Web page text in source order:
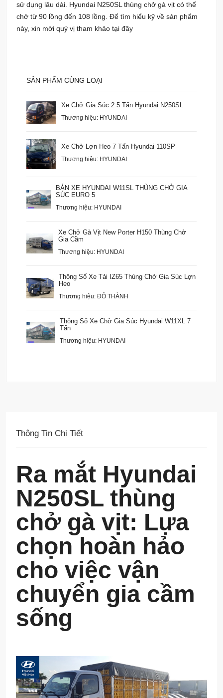
sử dụng lâu dài. Hyundai N250SL thùng chở gà vịt có thể
chở từ 90 lồng đến 108 lồng. Để tìm hiểu kỹ về sản phẩm
này, xin mời quý vị tham khảo tại đây
SẢN PHẨM CÙNG LOẠI
Xe Chở Gia Súc 2.5 Tấn Hyundai N250SL
Thương hiệu: HYUNDAI
Xe Chở Lợn Heo 7 Tấn Hyundai 110SP
Thương hiệu: HYUNDAI
BÁN XE HYUNDAI W11SL THÙNG CHỞ GIA
SÚC EURO 5
Thương hiệu: HYUNDAI
Xe Chở Gà Vịt New Porter H150 Thùng Chở
Gia Cầm
Thương hiệu: HYUNDAI
Thông Số Xe Tải IZ65 Thùng Chở Gia Súc Lợn
Heo
Thương hiệu: ĐÔ THÀNH
Thông Số Xe Chở Gia Súc Hyundai W11XL 7
Tấn
Thương hiệu: HYUNDAI
Thông Tin Chi Tiết
Ra mắt Hyundai
N250SL thùng
chở gà vịt: Lựa
chọn hoàn hảo
cho việc vận
chuyển gia cầm
sống